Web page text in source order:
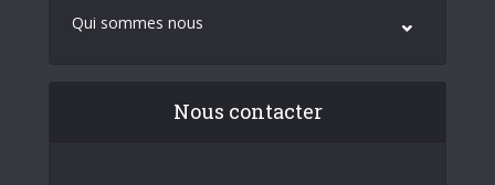
Qui sommes nous
Nous contacter